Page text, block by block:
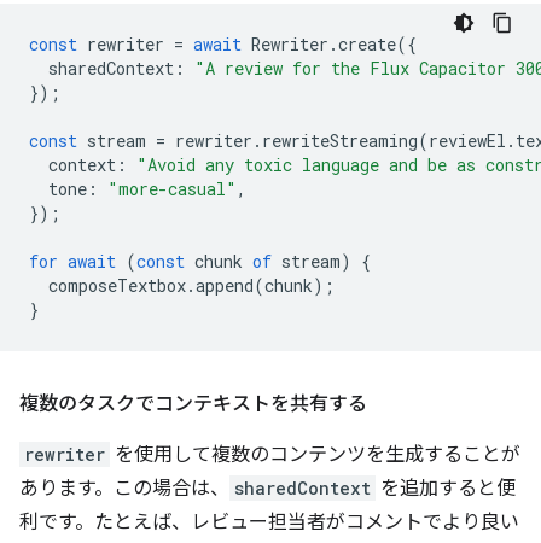
const rewriter = await Rewriter .create({
sharedContext :
"A review for the Flux Capacitor
});
const stream = rewriter . rewriteStreaming(reviewEl .
context :
"Avoid any toxic language and be as
tone : "more-casual" ,
});
for await (const chunk of stream)
{
composeTextbox.append(chunk);
}
複数のタスクでコンテキストを共有する
rewriter を使用して複数のコンテンツを生成することが
あります。この場合は、
sharedContext を追加すると便
利です。たとえば、レビュー担当者がコメントでより良い